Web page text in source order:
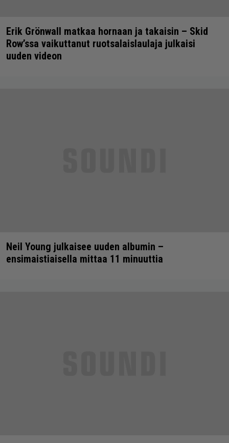
Erik Grönwall matkaa hornaan ja takaisin – Skid
Row’ssa vaikuttanut ruotsalaislaulaja julkaisi
uuden videon
Neil Young julkaisee uuden albumin –
ensimaistiaisella mittaa 11 minuuttia